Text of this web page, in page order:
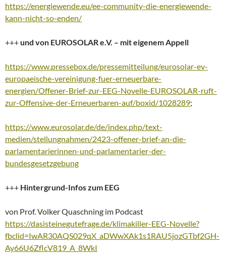
https://energiewende.eu/ee-community-die-energiewende-
kann-nicht-so-enden/
+++und von EUROSOLAR e.V. – mit eigenem Appell
https://www.pressebox.de/pressemitteilung/eurosolar-ev-
europaeische-vereinigung-fuer-erneuerbare-
energien/Offener-Brief-zur-EEG-Novelle-EUROSOLAR-ruft-
zur-Offensive-der-Erneuerbaren-auf/boxid/1028289;
https://www.eurosolar.de/de/index.php/text-
medien/stellungnahmen/2423-offener-brief-an-die-
parlamentarierinnen-und-parlamentarier-der-
bundesgesetzgebung
+++ Hintergrund-Infos zum EEG
von Prof. Volker Quaschning im Podcast
https://dasisteinegutefrage.de/klimakiller-EEG-Novelle?
fbclid=IwAR30AQS029qX_aDWwXAk1s1RAU5jozGTbf2GH-
Ay66U6ZflcV819_A_8WkI